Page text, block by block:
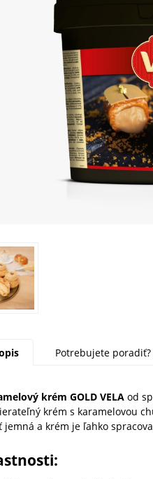
Potrebujete poradiť?
krém GOLD VELA od
krém s karamelovou
jemná a krém je ľahko